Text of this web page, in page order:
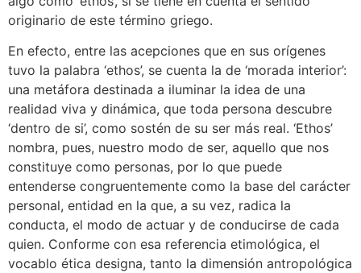
originario de este término griego.
En efecto, entre las acepciones que en sus orígenes
tuvo la palabra ‘ethos’, se cuenta la de ‘morada interior’:
una metáfora destinada a iluminar la idea de una
realidad viva y dinámica, que toda persona descubre
‘dentro de si’, como sostén de su ser más real. ‘Ethos’
nombra, pues, nuestro modo de ser, aquello que nos
constituye como personas, por lo que puede
entenderse congruentemente como la base del carácter
personal, entidad en la que, a su vez, radica la
conducta, el modo de actuar y de conducirse de cada
quien. Conforme con esa referencia etimológica, el
vocablo ética designa, tanto la dimensión antropológica